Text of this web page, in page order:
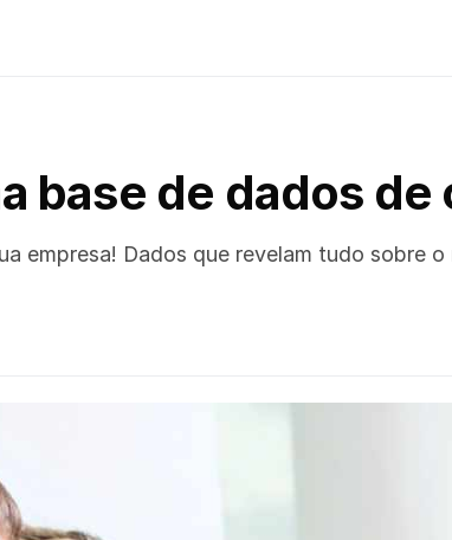
base de dados
empresa! Dados que revelam tudo sobre